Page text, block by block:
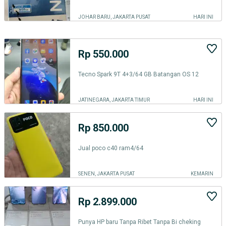
JOHAR BARU, JAKARTA PUSAT HARI INI
Rp 550.000
Tecno Spark 9T 4+3/64 GB Batangan OS 12
JATINEGARA, JAKARTA TIMUR HARI INI
Rp 850.000
Jual poco c40 ram4/64
SENEN, JAKARTA PUSAT KEMARIN
Rp 2.899.000
Punya HP baru Tanpa Ribet Tanpa Bi cheking